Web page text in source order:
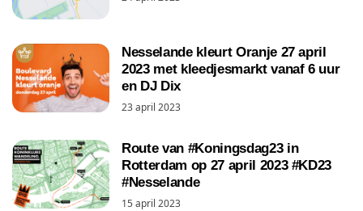
Nesselande kleurt Oranje 27 april
2023 met kleedjesmarkt vanaf 6 uur
en DJ Dix
23 april 2023
Route van #Koningsdag23 in
Rotterdam op 27 april 2023 #KD23
#Nesselande
15 april 2023